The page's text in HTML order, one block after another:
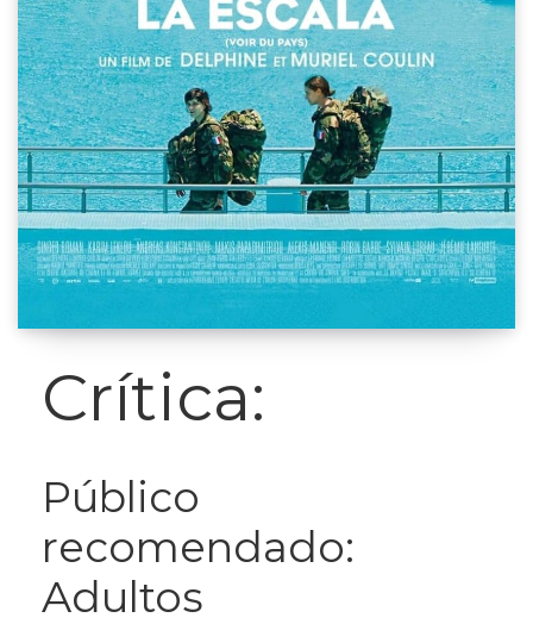
Crítica:
Público
recomendado:
Adultos